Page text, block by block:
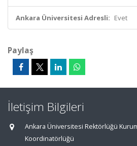
Ankara Üniversitesi Adresli: Evet
Paylaş
İletişim Bilgileri
Ankara Üniversitesi Rektörlüğü
Koordinatörlüğü